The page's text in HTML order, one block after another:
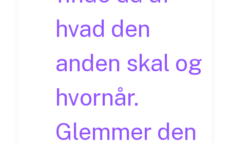
hvad den
anden skal og
hvornår.
Glemmer den